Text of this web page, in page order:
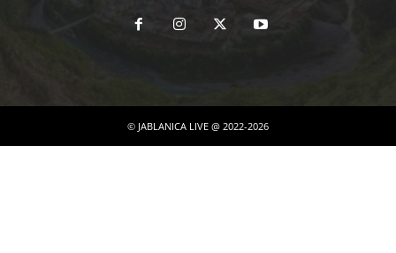
© JABLANICA LIVE @ 2022-2026